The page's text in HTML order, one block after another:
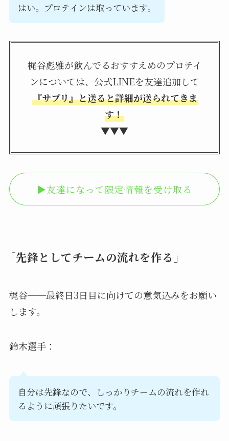
はい。プロテインは取っています。
梶谷彪雅が飲んでるおすすえめのプロテイ
ンについては、公式LINEを友達追加して
『サプリ』と送ると詳細が送られてきま
す！
▼▼▼
▶︎友達になって限定情報を受け取る
「先鋒としてチームの流れを作る」
梶谷──最終日3日目に向けての意気込みをお願い
します。
鈴木選手：
自分は先鋒なので、しっかりチームの流れを作れ
るように頑張りたいです。